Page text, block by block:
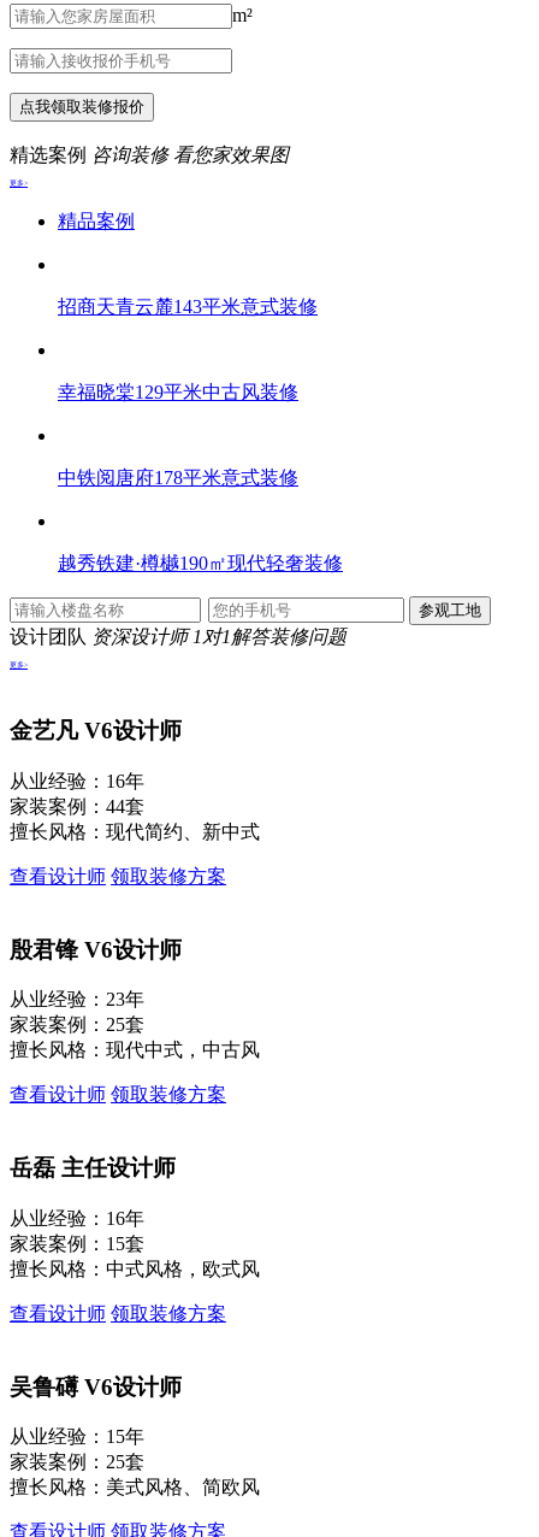
m²
点我领取装修报价
精选案例 咨询装修 看您家效果图
更多>
精品案例
招商天青云麓143平米意式装修
幸福晓棠129平米中古风装修
中铁阅唐府178平米意式装修
越秀铁建·樽樾190㎡现代轻奢装修
设计团队 资深设计师 1对1解答装修问题
更多>
金艺凡V6设计师
从业经验：16年
家装案例：44套
擅长风格：现代简约、新中式
查看设计师 领取装修方案
殷君锋 V6设计师
从业经验：23年
家装案例：25套
擅长风格：现代中式，中古风
查看设计师 领取装修方案
岳磊 主任设计师
从业经验：16年
家装案例：15套
擅长风格：中式风格，欧式风
查看设计师 领取装修方案
吴鲁礡V6设计师
从业经验：15年
家装案例：25套
擅长风格：美式风格、简欧风
查看设计师 领取装修方案